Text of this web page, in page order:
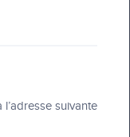
suivante